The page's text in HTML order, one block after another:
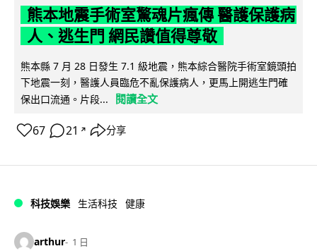
熊本地震手術室驚魂片瘋傳 醫護保護病
人、逃生門 網民讚值得尊敬
熊本縣 7 月 28 日發生 7.1 級地震，熊本綜合醫院手術室鏡頭拍
下地震一刻，醫護人員臨危不亂保護病人，更馬上開逃生門確
保出口流通。片段...
閱讀全文
67 21 ↗ 分享
科技娛樂 生活科技 健康
arthur 1 日